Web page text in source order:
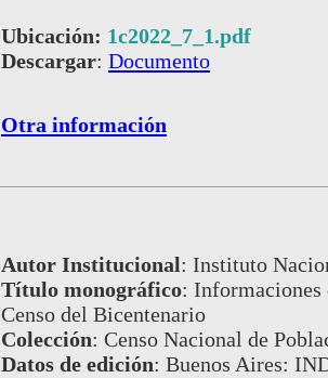
Ubicación: 1c2022_7_1.pdf
Descargar: Documento
Otra información
Autor Institucional: Instituto
Título monográfico: Informaciones
Censo del Bicentenario
Colección: Censo Nacional de
Datos de edición: Buenos Aires: